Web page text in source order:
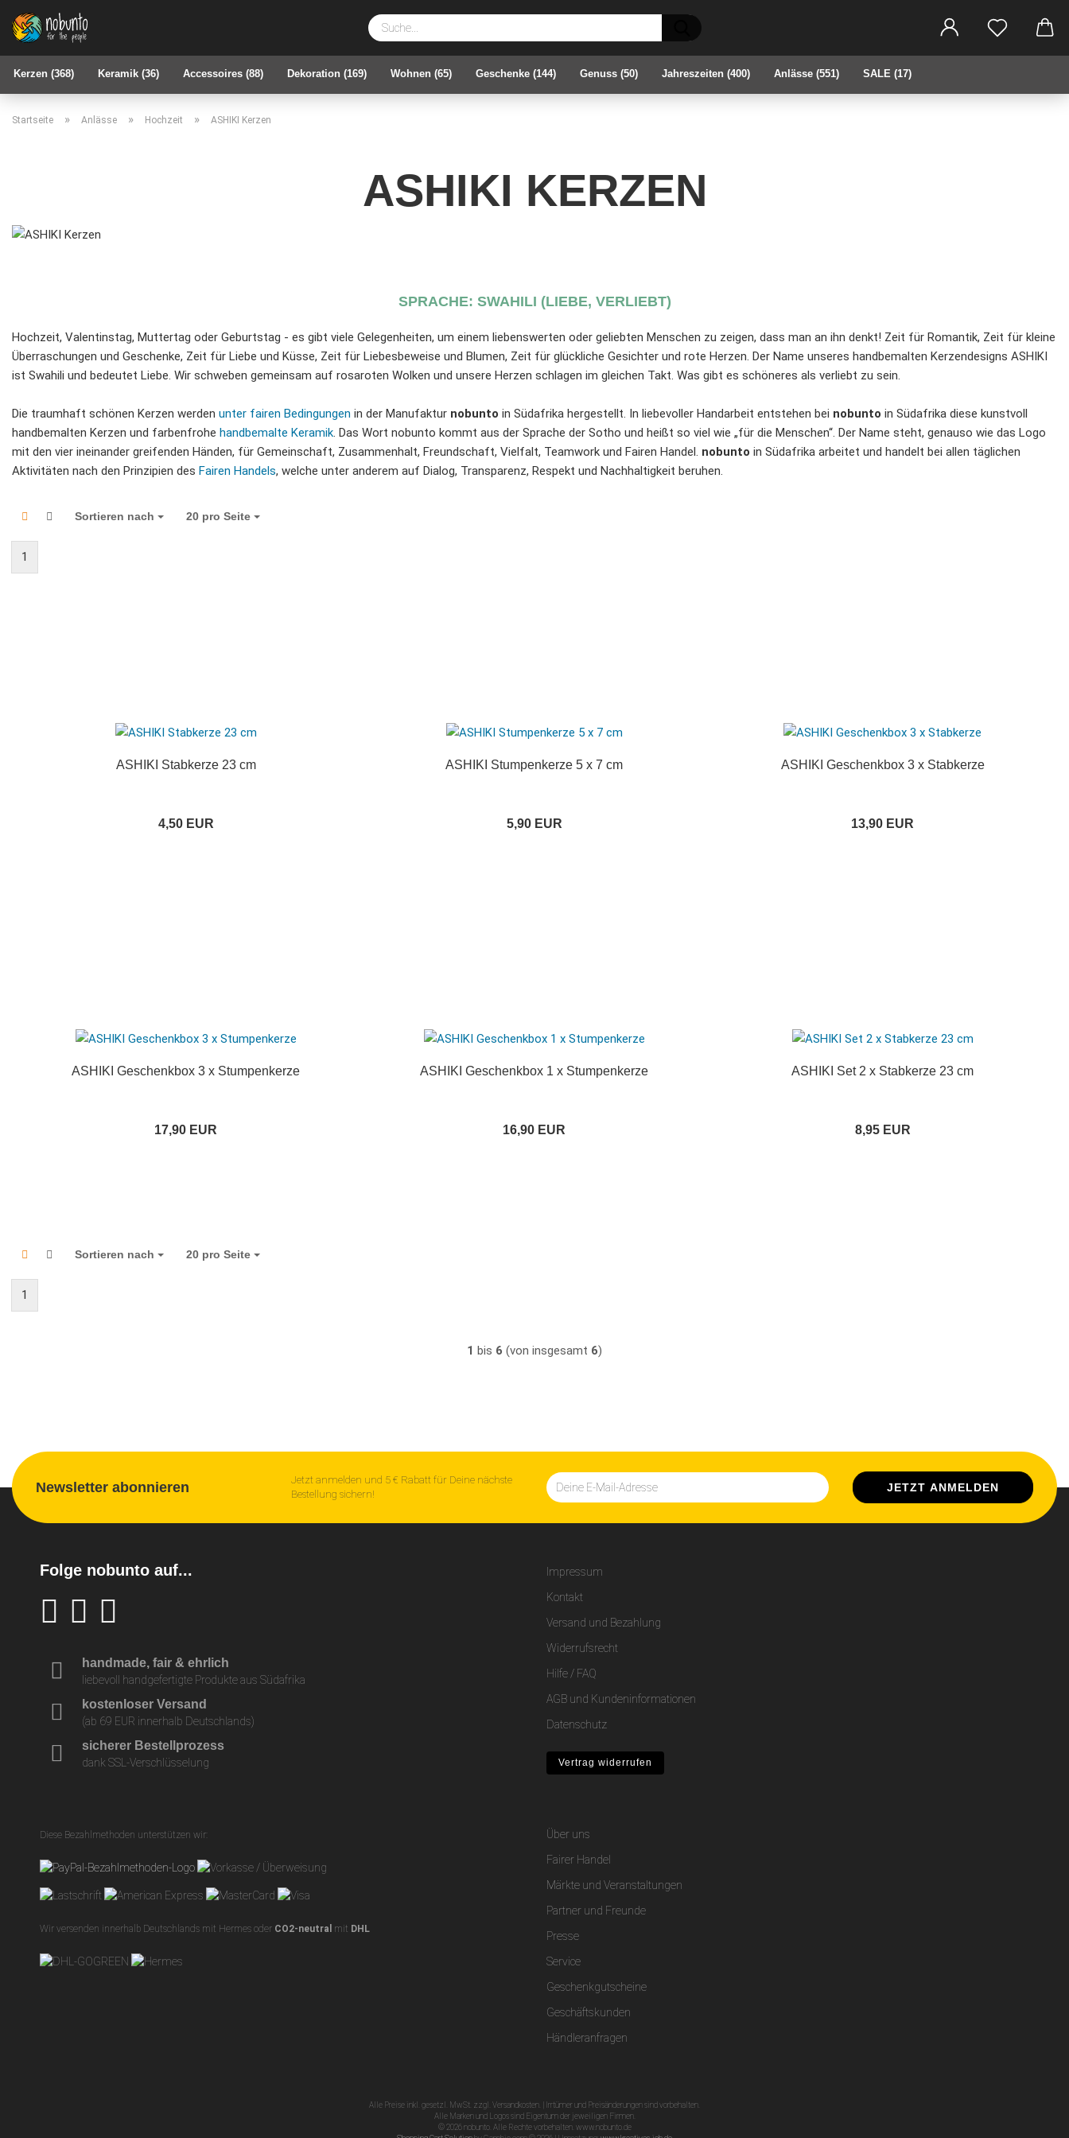
Suche...
Kerzen (368) Keramik (36) Accessoires (88) Dekoration (169) Wohnen (65) Geschenke (144) Genuss (50) Jahreszeiten (400) Anlässe (551) SALE (17)
Startseite » Anlässe » Hochzeit » ASHIKI Kerzen
ASHIKI KERZEN
SPRACHE: SWAHILI (LIEBE, VERLIEBT)
Hochzeit, Valentinstag, Muttertag oder Geburtstag - es gibt viele Gelegenheiten, um einem liebenswerten oder geliebten Menschen zu zeigen, dass man an ihn denkt! Zeit für Romantik, Zeit für kleine
Überraschungen und Geschenke, Zeit für Liebe und Küsse, Zeit für Liebesbeweise und Blumen, Zeit für glückliche Gesichter und rote Herzen. Der Name unseres handbemalten Kerzendesigns ASHIKI
ist Swahili und bedeutet Liebe. Wir schweben gemeinsam auf rosaroten Wolken und unsere Herzen schlagen im gleichen Takt. Was gibt es schöneres als verliebt zu sein.
Die traumhaft schönen Kerzen werden unter fairen Bedingungen in der Manufaktur nobunto in Südafrika hergestellt. In liebevoller Handarbeit entstehen bei nobunto in Südafrika diese kunstvoll
handbemalten Kerzen und farbenfrohe handbemalte Keramik. Das Wort nobunto kommt aus der Sprache der Sotho und heißt so viel wie „für die Menschen“. Der Name steht, genauso wie das Logo
mit den vier ineinander greifenden Händen, für Gemeinschaft, Zusammenhalt, Freundschaft, Vielfalt, Teamwork und Fairen Handel. nobunto in Südafrika arbeitet und handelt bei allen täglichen
Aktivitäten nach den Prinzipien des Fairen Handels, welche unter anderem auf Dialog, Transparenz, Respekt und Nachhaltigkeit beruhen.
Sortieren nach
Sortieren nach 20 pro Seite
pro Seite
1
ASHIKI Stabkerze 23 cm
4,50 EUR
ASHIKI Stumpenkerze 5 x 7 cm
5,90 EUR
ASHIKI Geschenkbox 3 x Stabkerze
13,90 EUR
ASHIKI Geschenkbox 3 x Stumpenkerze
17,90 EUR
ASHIKI Geschenkbox 1 x Stumpenkerze
16,90 EUR
ASHIKI Set 2 x Stabkerze 23 cm
8,95 EUR
Sortieren nach
Sortieren nach 20 pro Seite
pro Seite
1
1 bis 6 (von insgesamt 6)
Newsletter abonnieren
Jetzt anmelden und 5 € Rabatt für Deine nächste
Bestellung sichern!
Folge nobunto auf...
handmade, fair & ehrlich
liebevoll handgefertigte Produkte aus Südafrika
kostenloser Versand
(ab 69 EUR innerhalb Deutschlands)
sicherer Bestellprozess
dank SSL-Verschlüsselung
Impressum
Kontakt
Versand und Bezahlung
Widerrufsrecht
Hilfe / FAQ
AGB und Kundeninformationen
Datenschutz
Vertrag widerrufen
Diese Bezahlmethoden unterstützen wir:
Wir versenden innerhalb Deutschlands mit Hermes oder CO2-neutral mit DHL
Über uns
Fairer Handel
Märkte und Veranstaltungen
Partner und Freunde
Presse
Service
Geschenkgutscheine
Geschäftskunden
Händleranfragen
Alle Preise inkl. gesetzl. MwSt. zzgl. Versandkosten. | Irrtümer und Preisänderungen sind vorbehalten.
Alle Marken und Logos sind Eigentum der jeweiligen Firmen.
© 2026 nobunto. Alle Rechte vorbehalten. www.nobunto.de